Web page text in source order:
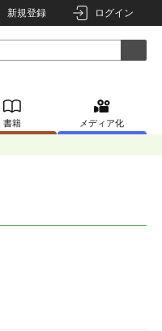
新規登録 ログイン
書籍 メディア化